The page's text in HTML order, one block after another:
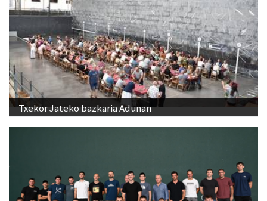
Txekor Jateko bazkaria Adunan